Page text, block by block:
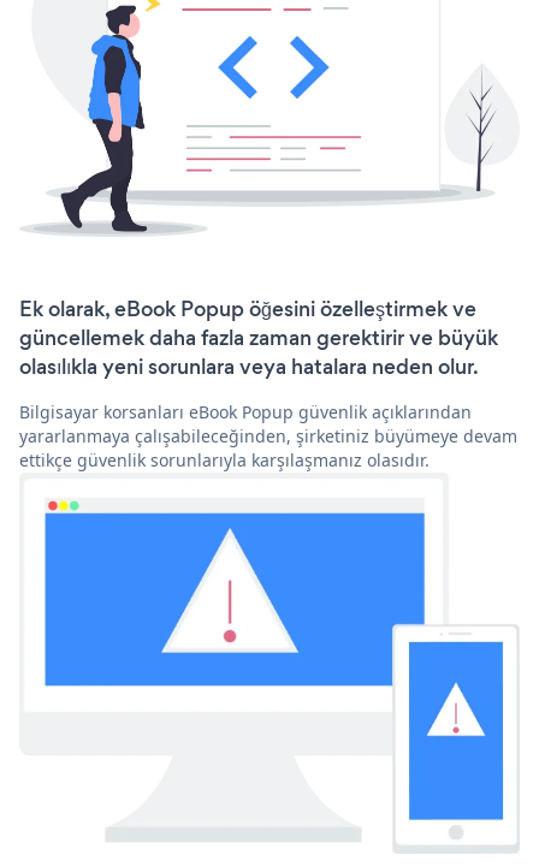
Ek olarak, eBook Popup öğesini özelleştirmek ve
güncellemek daha fazla zaman gerektirir ve büyük
olasılıkla yeni sorunlara veya hatalara neden olur.
Bilgisayar korsanları eBook Popup güvenlik açıklarından
yararlanmaya çalışabileceğinden, şirketiniz büyümeye devam
ettikçe güvenlik sorunlarıyla karşılaşmanız olasıdır.